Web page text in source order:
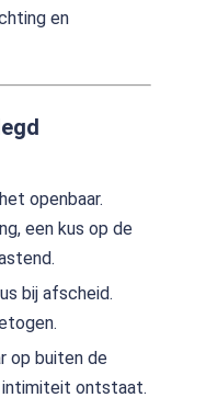
en
openbaar.
een kus op de
bij afscheid.
op buiten de
ontstaat.